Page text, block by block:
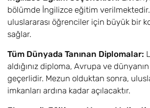
bölümde İngilizce eğitim
uluslararası öğrenciler için büyük bir
sağlar.
Tüm Dünyada Tanınan Diplomalar:
aldığınız diploma, Avrupa ve
geçerlidir. Mezun olduktan sonra,
imkanları ardına kadar açılacaktır.